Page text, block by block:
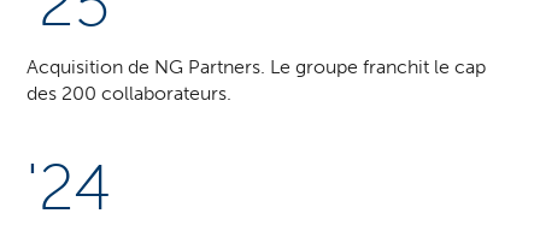
Acquisition de NG Partners. Le groupe franchit le cap
des 200 collaborateurs.
'24